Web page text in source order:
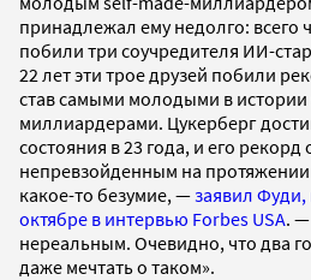
принадлежал ему недолго: всего
побили три соучредителя ИИ-
22 лет эти трое друзей побили
став самыми молодыми в
миллиардерами. Цукерберг
состояния в 23 года, и его рекорд
непревзойденным на протяжении
какое-то безумие, —заявил Фуди,
октябре в интервью Forbes USA. —
нереальным. Очевидно, что два
даже мечтать о таком».